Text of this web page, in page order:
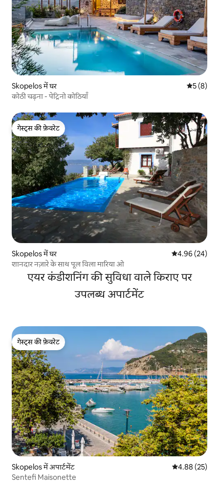
Skopelos में घर औसत रेटिंग
5 (8)
कोठी चढ़ना - पेट्रिनो कोठियाँ
गेस्ट्स की फ़ेवरेट
गेस्ट्स की फ़ेवरेट
Skopelos में घर औसत रेटिंग 5 में
4.96 (24)
शानदार नज़ारे के साथ पूल विला मारिया ओ
एयर कंडीशनिंग की सुविधा वाले किराए पर
उपलब्ध अपार्टमेंट
गेस्ट्स की फ़ेवरेट
गेस्ट्स की फ़ेवरेट
Skopelos में अपार्टमेंट औसत रेटिंग 5 में
4.88 (25)
Sentefi Maisonette